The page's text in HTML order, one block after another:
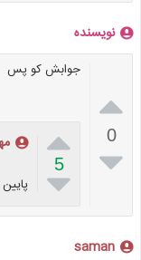
نویسنده

0

جوابش کو پس

5

saman